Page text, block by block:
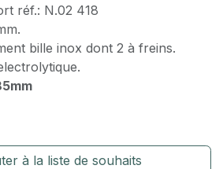
réf.: N.02 418
bille inox dont 2 à freins.
à la liste de souhaits